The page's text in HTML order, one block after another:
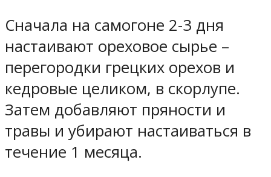
Сначала на самогоне 2-3 дня
настаивают ореховое сырье –
перегородки грецких орехов и
кедровые целиком, в скорлупе.
Затем добавляют пряности и
травы и убирают настаиваться в
течение 1 месяца.